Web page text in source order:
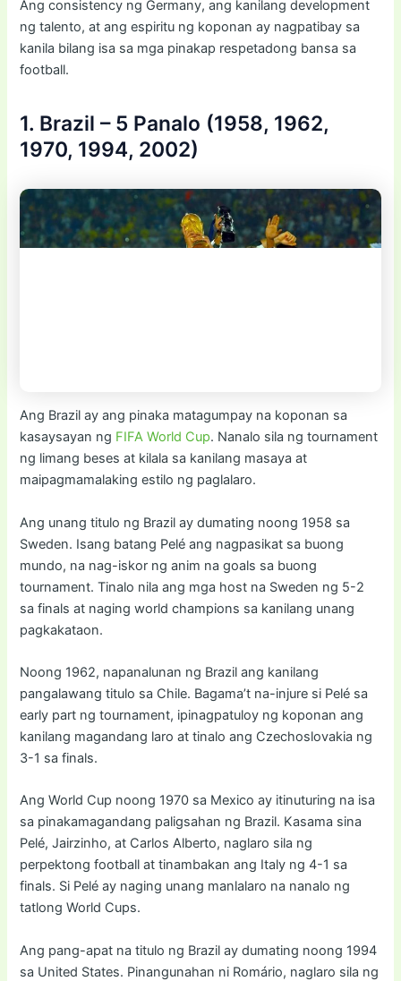
Ang consistency ng Germany, ang kanilang development
ng talento, at ang espiritu ng koponan ay nagpatibay sa
kanila bilang isa sa mga pinakap respetadong bansa sa
football.
1. Brazil – 5 Panalo (1958, 1962,
1970, 1994, 2002)
Ang Brazil ay ang pinaka matagumpay na koponan sa
kasaysayan ng FIFA World Cup. Nanalo sila ng tournament
ng limang beses at kilala sa kanilang masaya at
maipagmamalaking estilo ng paglalaro.
Ang unang titulo ng Brazil ay dumating noong 1958 sa
Sweden. Isang batang Pelé ang nagpasikat sa buong
mundo, na nag-iskor ng anim na goals sa buong
tournament. Tinalo nila ang mga host na Sweden ng 5-2
sa finals at naging world champions sa kanilang unang
pagkakataon.
Noong 1962, napanalunan ng Brazil ang kanilang
pangalawang titulo sa Chile. Bagama’t na-injure si Pelé sa
early part ng tournament, ipinagpatuloy ng koponan ang
kanilang magandang laro at tinalo ang Czechoslovakia ng
3-1 sa finals.
Ang World Cup noong 1970 sa Mexico ay itinuturing na isa
sa pinakamagandang paligsahan ng Brazil. Kasama sina
Pelé, Jairzinho, at Carlos Alberto, naglaro sila ng
perpektong football at tinambakan ang Italy ng 4-1 sa
finals. Si Pelé ay naging unang manlalaro na nanalo ng
tatlong World Cups.
Ang pang-apat na titulo ng Brazil ay dumating noong 1994
sa United States. Pinangunahan ni Romário, naglaro sila ng